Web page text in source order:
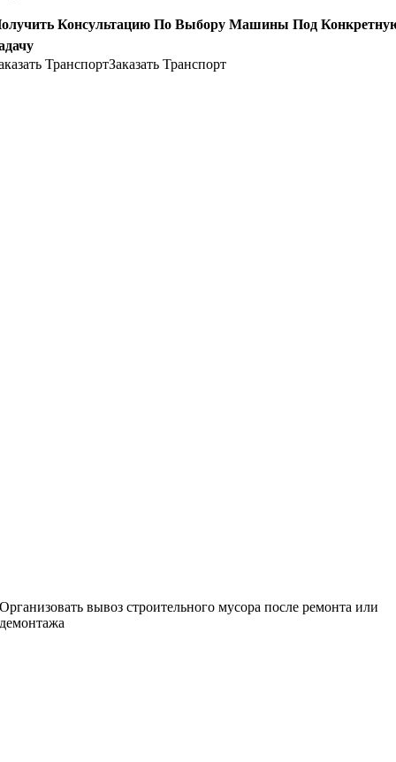
Консультацию По Выбору Машины Под
ТранспортЗаказать Транспорт
Организовать вывоз строительного мусора после ремонта или
демонтажа